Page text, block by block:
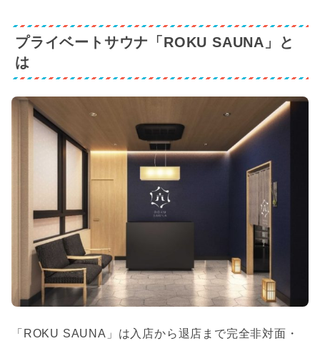
プライベートサウナ「ROKU SAUNA」と
は
「ROKU SAUNA」は入店から退店まで完全非対面・